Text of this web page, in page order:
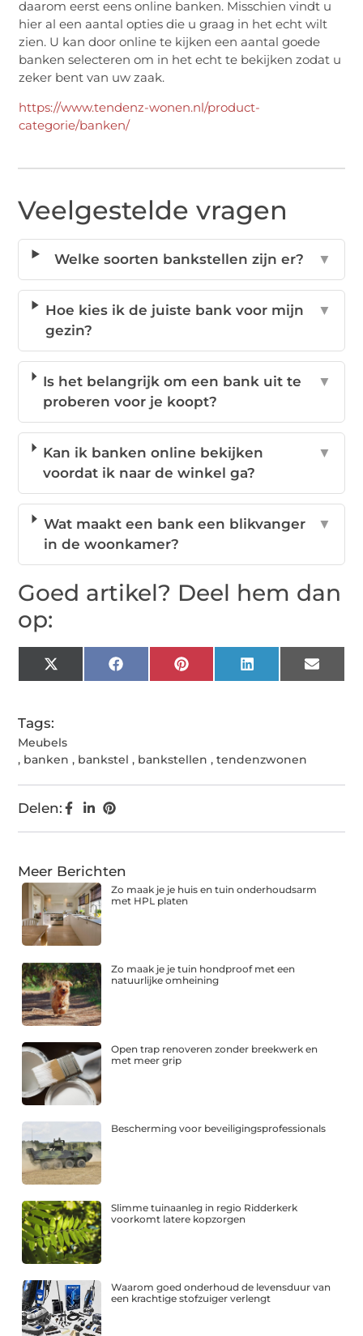
daarom eerst eens online banken. Misschien vindt u
hier al een aantal opties die u graag in het echt wilt
zien. U kan door online te kijken een aantal goede
banken selecteren om in het echt te bekijken zodat u
zeker bent van uw zaak.
https://www.tendenz-wonen.nl/product-
categorie/banken/
Veelgestelde vragen
Welke soorten bankstellen zijn er? ▼
Hoe kies ik de juiste bank voor mijn
gezin?
▼
Is het belangrijk om een bank uit te
proberen voor je koopt?
▼
Kan ik banken online bekijken
voordat ik naar de winkel ga?
▼
Wat maakt een bank een blikvanger
in de woonkamer?
▼
Goed artikel? Deel hem dan
op:
X
(Twitter)
FacebookPinterestLinkedIn Email
Tags:
Meubels
, banken , bankstel , bankstellen ,tendenzwonen
Delen:
Meer Berichten
Zo maak je je huis en tuin onderhoudsarm
met HPL platen
Zo maak je je tuin hondproof met een
natuurlijke omheining
Open trap renoveren zonder breekwerk en
met meer grip
Bescherming voor beveiligingsprofessionals
Slimme tuinaanleg in regio Ridderkerk
voorkomt latere kopzorgen
Waarom goed onderhoud de levensduur van
een krachtige stofzuiger verlengt